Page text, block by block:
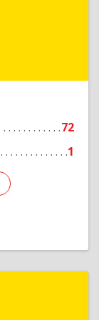
72
1
р-н,